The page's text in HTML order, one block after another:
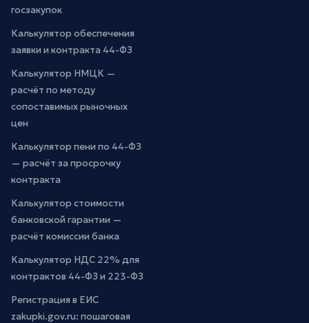
госзакупок
Калькулятор обеспечения
заявки и контракта 44-ФЗ
Калькулятор НМЦК —
расчёт по методу
сопоставимых рыночных
цен
Калькулятор пени по 44-ФЗ
— расчёт за просрочку
контракта
Калькулятор стоимости
банковской гарантии —
расчёт комиссии банка
Калькулятор НДС 22% для
контрактов 44-ФЗ и 223-ФЗ
Регистрация в ЕИС
zakupki.gov.ru: пошаговая